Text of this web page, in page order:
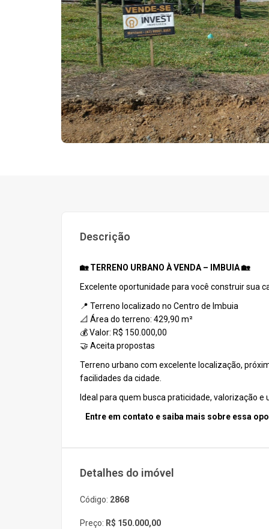
Descrição
🏡 TERRENO URBANO À VENDA – IMBUIA 🏡
Excelente oportunidade para você construir sua
📍 Terreno localizado no Centro de Imbuia
📐 Área do terreno: 429,90 m²
💰 Valor: R$ 150.000,00
🤝 Aceita propostas
Terreno urbano com excelente localização,
facilidades da cidade.
Ideal para quem busca praticidade, valorização
Entre em contato e saiba mais sobre essa
Detalhes do imóvel
Código: 2868
Preço: R$ 150.000,00